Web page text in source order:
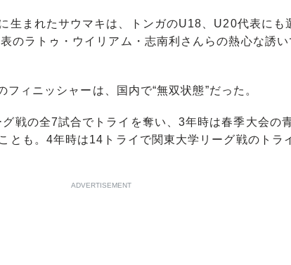
生まれたサウマキは、トンガのU18、U20代表にも
のラトゥ・ウイリアム・志南利さんらの熱心な誘い
ィニッシャーは、国内で“無双状態”だった。
戦の全7試合でトライを奪い、3年時は春季大会の
とも。4年時は14トライで関東大学リーグ戦のトラ
ADVERTISEMENT